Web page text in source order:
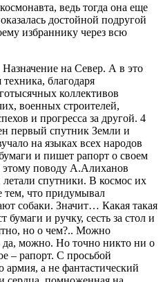
ведь тогда она еще
достойной подругой
избраннику через всю
на Север. А в это
техника, благодаря
коллективов
военных строителей,
и прогресса за другой. 4
первый спутник Земли и
на языках всех народов
и пишет рапорт о своем
этому поводу А.Алиханов
спутники. В космос их
что придумывал
собаки. Значит… Какая такая
бумаги и ручку, сесть за стол и
но о чем?.. Можно
да, можно. Но точно никто ни о
– рапорт. С просьбой
армия, а не фантастический